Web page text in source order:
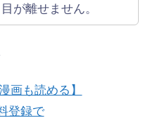
が離せません。
画も読める】
登録で